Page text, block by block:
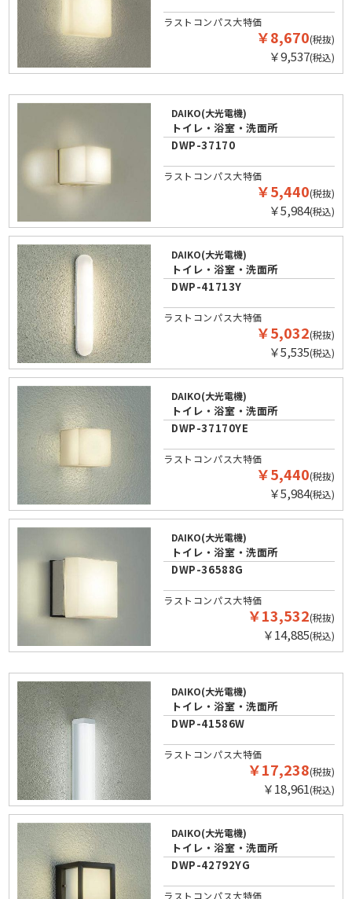
ラストコンパス大特価
￥8,670(税抜)
￥9,537(税込)
DAIKO(大光電機)
トイレ・浴室・洗面所
DWP-37170
ラストコンパス大特価
￥5,440(税抜)
￥5,984(税込)
DAIKO(大光電機)
トイレ・浴室・洗面所
DWP-41713Y
ラストコンパス大特価
￥5,032(税抜)
￥5,535(税込)
DAIKO(大光電機)
トイレ・浴室・洗面所
DWP-37170YE
ラストコンパス大特価
￥5,440(税抜)
￥5,984(税込)
DAIKO(大光電機)
トイレ・浴室・洗面所
DWP-36588G
ラストコンパス大特価
￥13,532(税抜)
￥14,885(税込)
DAIKO(大光電機)
トイレ・浴室・洗面所
DWP-41586W
ラストコンパス大特価
￥17,238(税抜)
￥18,961(税込)
DAIKO(大光電機)
トイレ・浴室・洗面所
DWP-42792YG
ラストコンパス大特価